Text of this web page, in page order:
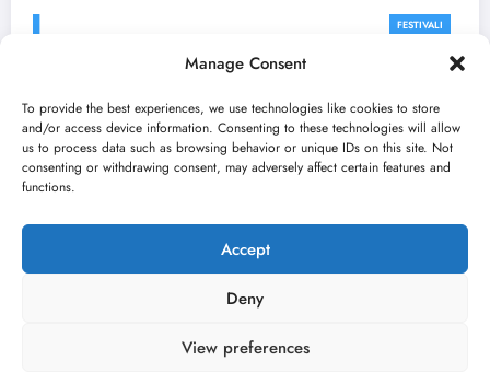
Manage Consent
To provide the best experiences, we use technologies like cookies to store
and/or access device information. Consenting to these technologies will allow
us to process data such as browsing behavior or unique IDs on this site. Not
consenting or withdrawing consent, may adversely affect certain features and
functions.
Accept
Deny
View preferences